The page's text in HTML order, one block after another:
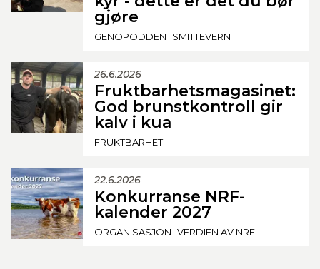
gjøre
GENOPODDEN SMITTEVERN
26.6.2026
Fruktbarhetsmagasinet:
God brunstkontroll gir
kalv i kua
FRUKTBARHET
22.6.2026
Konkurranse NRF-
kalender 2027
ORGANISASJON VERDIEN AV NRF